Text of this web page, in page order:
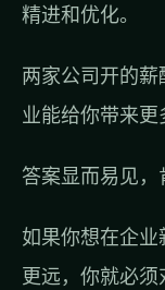
精进和优化。
两家公司开的
业能给你带来更
答案显而易见，
如果你想在企
更远，你就必须